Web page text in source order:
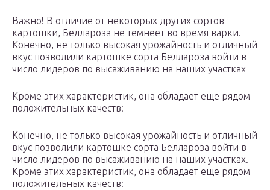
Важно! В отличие от некоторых других сортов
картошки, Беллароза не темнеет во время варки.
Конечно, не только высокая урожайность и отличный
вкус позволили картошке сорта Беллароза войти в
число лидеров по высаживанию на наших участках
Кроме этих характеристик, она обладает еще рядом
положительных качеств:
Конечно, не только высокая урожайность и отличный
вкус позволили картошке сорта Беллароза войти в
число лидеров по высаживанию на наших участках.
Кроме этих характеристик, она обладает еще рядом
положительных качеств: